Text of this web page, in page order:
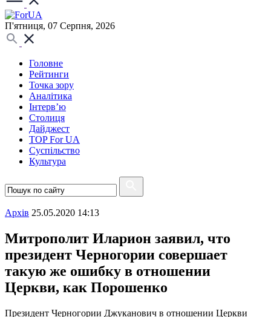
П'ятниця, 07 Серпня, 2026
Головне
Рейтинги
Точка зору
Аналітика
Інтерв’ю
Столиця
Дайджест
TOP For UA
Суспiльство
Культура
Архiв 25.05.2020 14:13
Митрополит Иларион заявил, что
президент Черногории совершает
такую же ошибку в отношении
Церкви, как Порошенко
Президент Черногории Джуканович в отношении Церкви